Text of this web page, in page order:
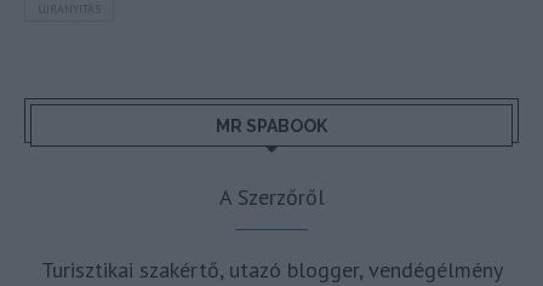
ÚJRANYITÁS
MR SPABOOK
A Szerzőről
Turisztikai szakértő, utazó blogger, vendégélmény